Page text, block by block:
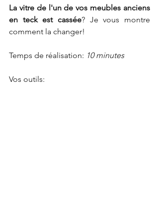
La vitre de l'un de vos meubles anciens
en teck est cassée? Je vous montre
comment la changer!
Temps de réalisation: 10 minutes
Vos outils: